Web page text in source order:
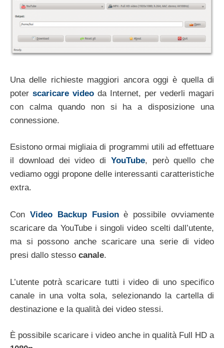
Una delle richieste maggiori ancora oggi è quella di
poter scaricare video da Internet, per vederli magari
con calma quando non si ha a disposizione una
connessione.
Esistono ormai migliaia di programmi utili ad effettuare
il download dei video di YouTube, però quello che
vediamo oggi propone delle interessanti caratteristiche
extra.
Con Video Backup Fusionè possibile ovviamente
scaricare da YouTube i singoli video scelti dall’utente,
ma si possono anche scaricare una serie di video
presi dallo stesso canale.
L’utente potrà scaricare tutti i video di uno specifico
canale in una volta sola, selezionando la cartella di
destinazione e la qualità dei video stessi.
È possibile scaricare i video anche in qualità Full HD a